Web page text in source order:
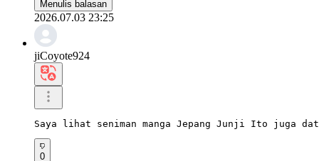
Menulis balasan
2026.07.03 23:25
jiCoyote924
Saya lihat seniman manga Jepang Junji Ito juga
0